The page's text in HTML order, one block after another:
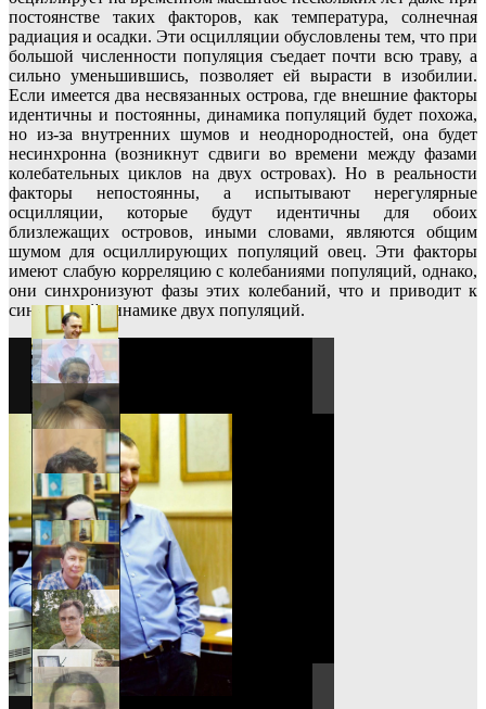
постоянстве таких факторов, как температура, солнечная
радиация и осадки. Эти осцилляции обусловлены тем, что при
большой численности популяция съедает почти всю траву, а
сильно уменьшившись, позволяет ей вырасти в изобилии.
Если имеется два несвязанных острова, где внешние факторы
идентичны и постоянны, динамика популяций будет похожа,
но из-за внутренних шумов и неоднородностей, она будет
несинхронна (возникнут сдвиги во времени между фазами
колебательных циклов на двух островах). Но в реальности
факторы непостоянны, а испытывают нерегулярные
осцилляции, которые будут идентичны для обоих
близлежащих островов, иными словами, являются общим
шумом для осциллирующих популяций овец. Эти факторы
имеют слабую корреляцию с колебаниями популяций, однако,
они синхронизуют фазы этих колебаний, что и приводит к
синхронной динамике двух популяций.